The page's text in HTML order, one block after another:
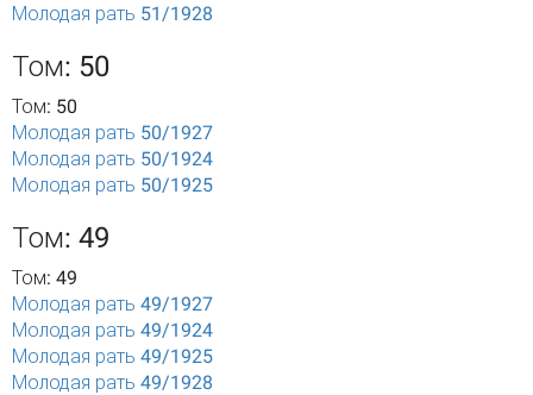
Молодая рать 51/1928
Том: 50
Том: 50
Молодая рать 50/1927
Молодая рать 50/1924
Молодая рать 50/1925
Том: 49
Том: 49
Молодая рать 49/1927
Молодая рать 49/1924
Молодая рать 49/1925
Молодая рать 49/1928